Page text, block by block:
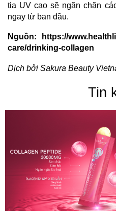
tia UV cao sẽ ngăn chặn
ngay từ ban đầu.
Nguồn:
https://
care/drinking-collagen
Dịch bởi Sakura Beauty
Tin